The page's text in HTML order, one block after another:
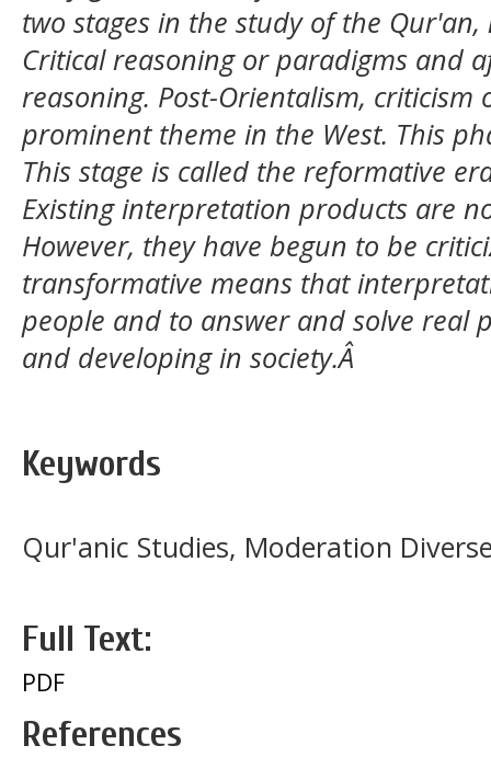
two stages in the study of the
Critical reasoning or paradigms and
reasoning. Post-Orientalism, criticism
prominent theme in the West. This
This stage is called the reformative
Existing interpretation products are
However, they have begun to be
transformative means that
people and to answer and solve real
and developing in society.Â
Keywords
Qur'anic Studies, Moderation
Full Text:
PDF
References